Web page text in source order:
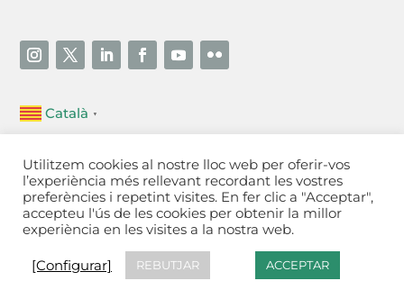
Català ▼
Unió Empresarial de l’Anoia (UEA)
Ctra. de Manresa, 131, 08700 – Igualada(Barcelona)
Tel 93 805 22 92
Contactar
de cookies [Configurar]
Fet a Igualada per Aladetres
Utilitzem cookies al nostre lloc web per oferir-vos
l’experiència més rellevant recordant les vostres
preferències i repetint visites. En fer clic a "Acceptar",
accepteu l'ús de les cookies per obtenir la millor
experiència en les visites a la nostra web.
[Configurar] REBUTJAR ACCEPTAR